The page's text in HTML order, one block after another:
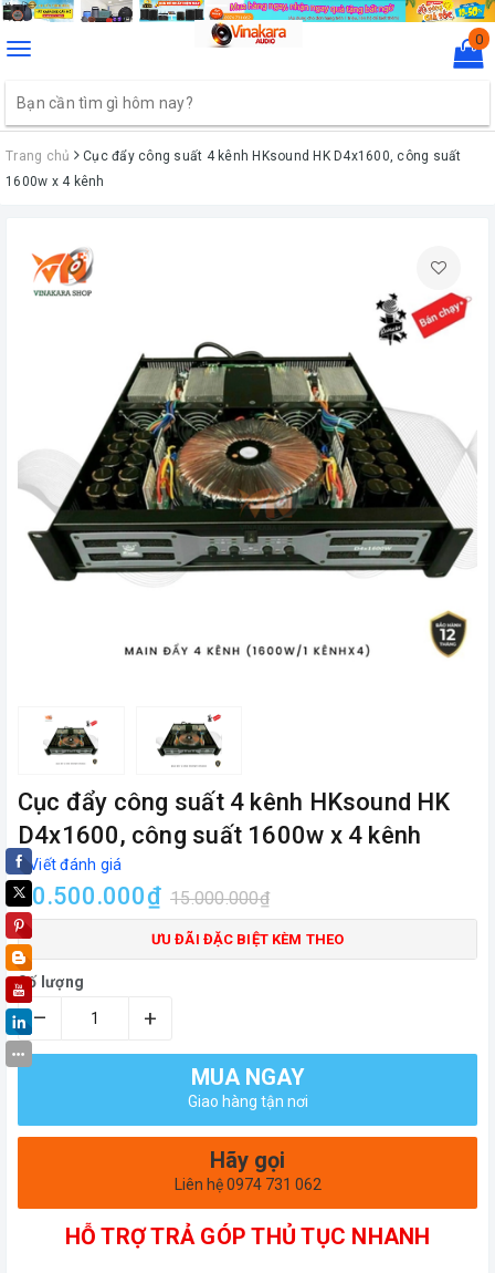
Toggle
0
Trang chủ
Cục đẩy công suất 4 kênh HKsound HK D4x1600, công suất
1600w x 4 kênh
Cục đẩy công suất 4 kênh HKsound HK
D4x1600, công suất 1600w x 4 kênh
Viết đánh giá
10.500.000₫ 15.000.000₫
ƯU ĐÃI ĐẶC BIỆT KÈM THEO
Số lượng
– +
MUA NGAY
Giao hàng tận nơi
Hãy gọi
Liên hệ 0974 731 062
HỖ TRỢ TRẢ GÓP THỦ TỤC NHANH